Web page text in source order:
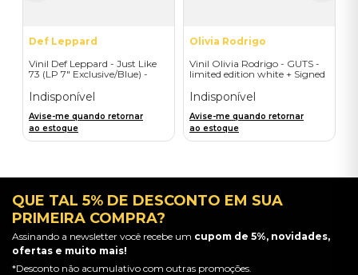
Def Leppard
Vinil Def Leppard - Just Like
73 (LP 7" Exclusive/Blue) -
Indisponível
Avise-me quando retornar
ao estoque
Olivia Rodrigo
Vinil Olivia Rodrigo - GUTS -
limited edition white + Signed
Indisponível
Avise-me quando retornar
ao estoque
QUE TAL 5% DE DESCONTO EM SUA
PRIMEIRA COMPRA?
Assinando a newsletter você recebe um cupom de 5%, novidades,
ofertas e muito mais!
*Desconto não acumulativo com outras promoções.